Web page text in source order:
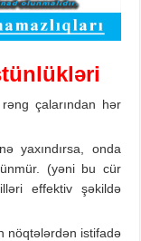
çalarından hər
yaxındırsa, onda
(yəni bu cür
effektiv şəkildə
nöqtələrdən istifadə